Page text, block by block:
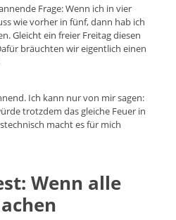
Frage: Wenn ich in vier
wie vorher in fünf, dann hab ich
Gleicht ein freier Freitag diesen
bräuchten wir eigentlich einen
Ich kann nur von mir sagen:
trotzdem das gleiche Feuer in
macht es für mich
Wenn alle